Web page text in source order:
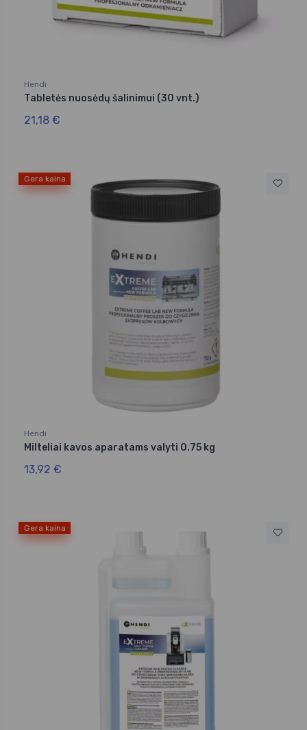
Hendi
Tabletės nuosėdų šalinimui (30 vnt.)
21,18 €
Gera kaina
Hendi
Milteliai kavos aparatams valyti 0.75 kg
13,92 €
Gera kaina